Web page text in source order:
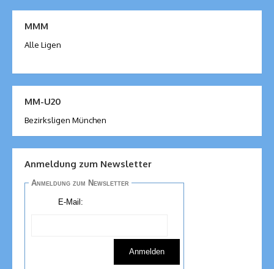
MMM
Alle Ligen
MM-U20
Bezirksligen München
Anmeldung zum Newsletter
Anmeldung zum Newsletter
E-Mail: